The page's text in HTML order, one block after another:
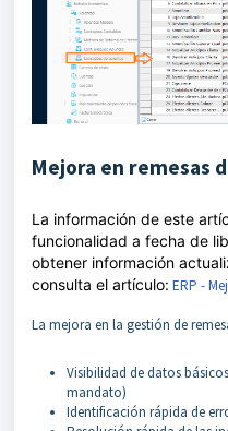
Mejora en remesas
La información de este
funcionalidad a fecha de
obtener información
consulta el artículo: ERP -
La mejora en la gestión de
Visibilidad de datos
mandato)
Identificación rápida de